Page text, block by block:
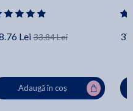
Lei 33.84 Lei
Adaugă în coș